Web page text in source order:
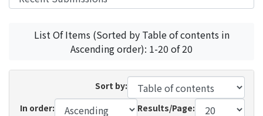
List Of Items (Sorted by Table of contents in
Ascending order): 1-20 of 20
Sort by:
In order:
Results/Page: